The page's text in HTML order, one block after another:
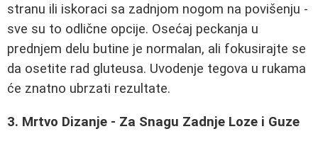
stranu ili iskoraci sa zadnjom nogom na povišenju -
sve su to odlične opcije. Osećaj peckanja u
prednjem delu butine je normalan, ali fokusirajte se
da osetite rad gluteusa. Uvodenje tegova u rukama
će znatno ubrzati rezultate.
3. Mrtvo Dizanje - Za Snagu Zadnje Loze i Guze